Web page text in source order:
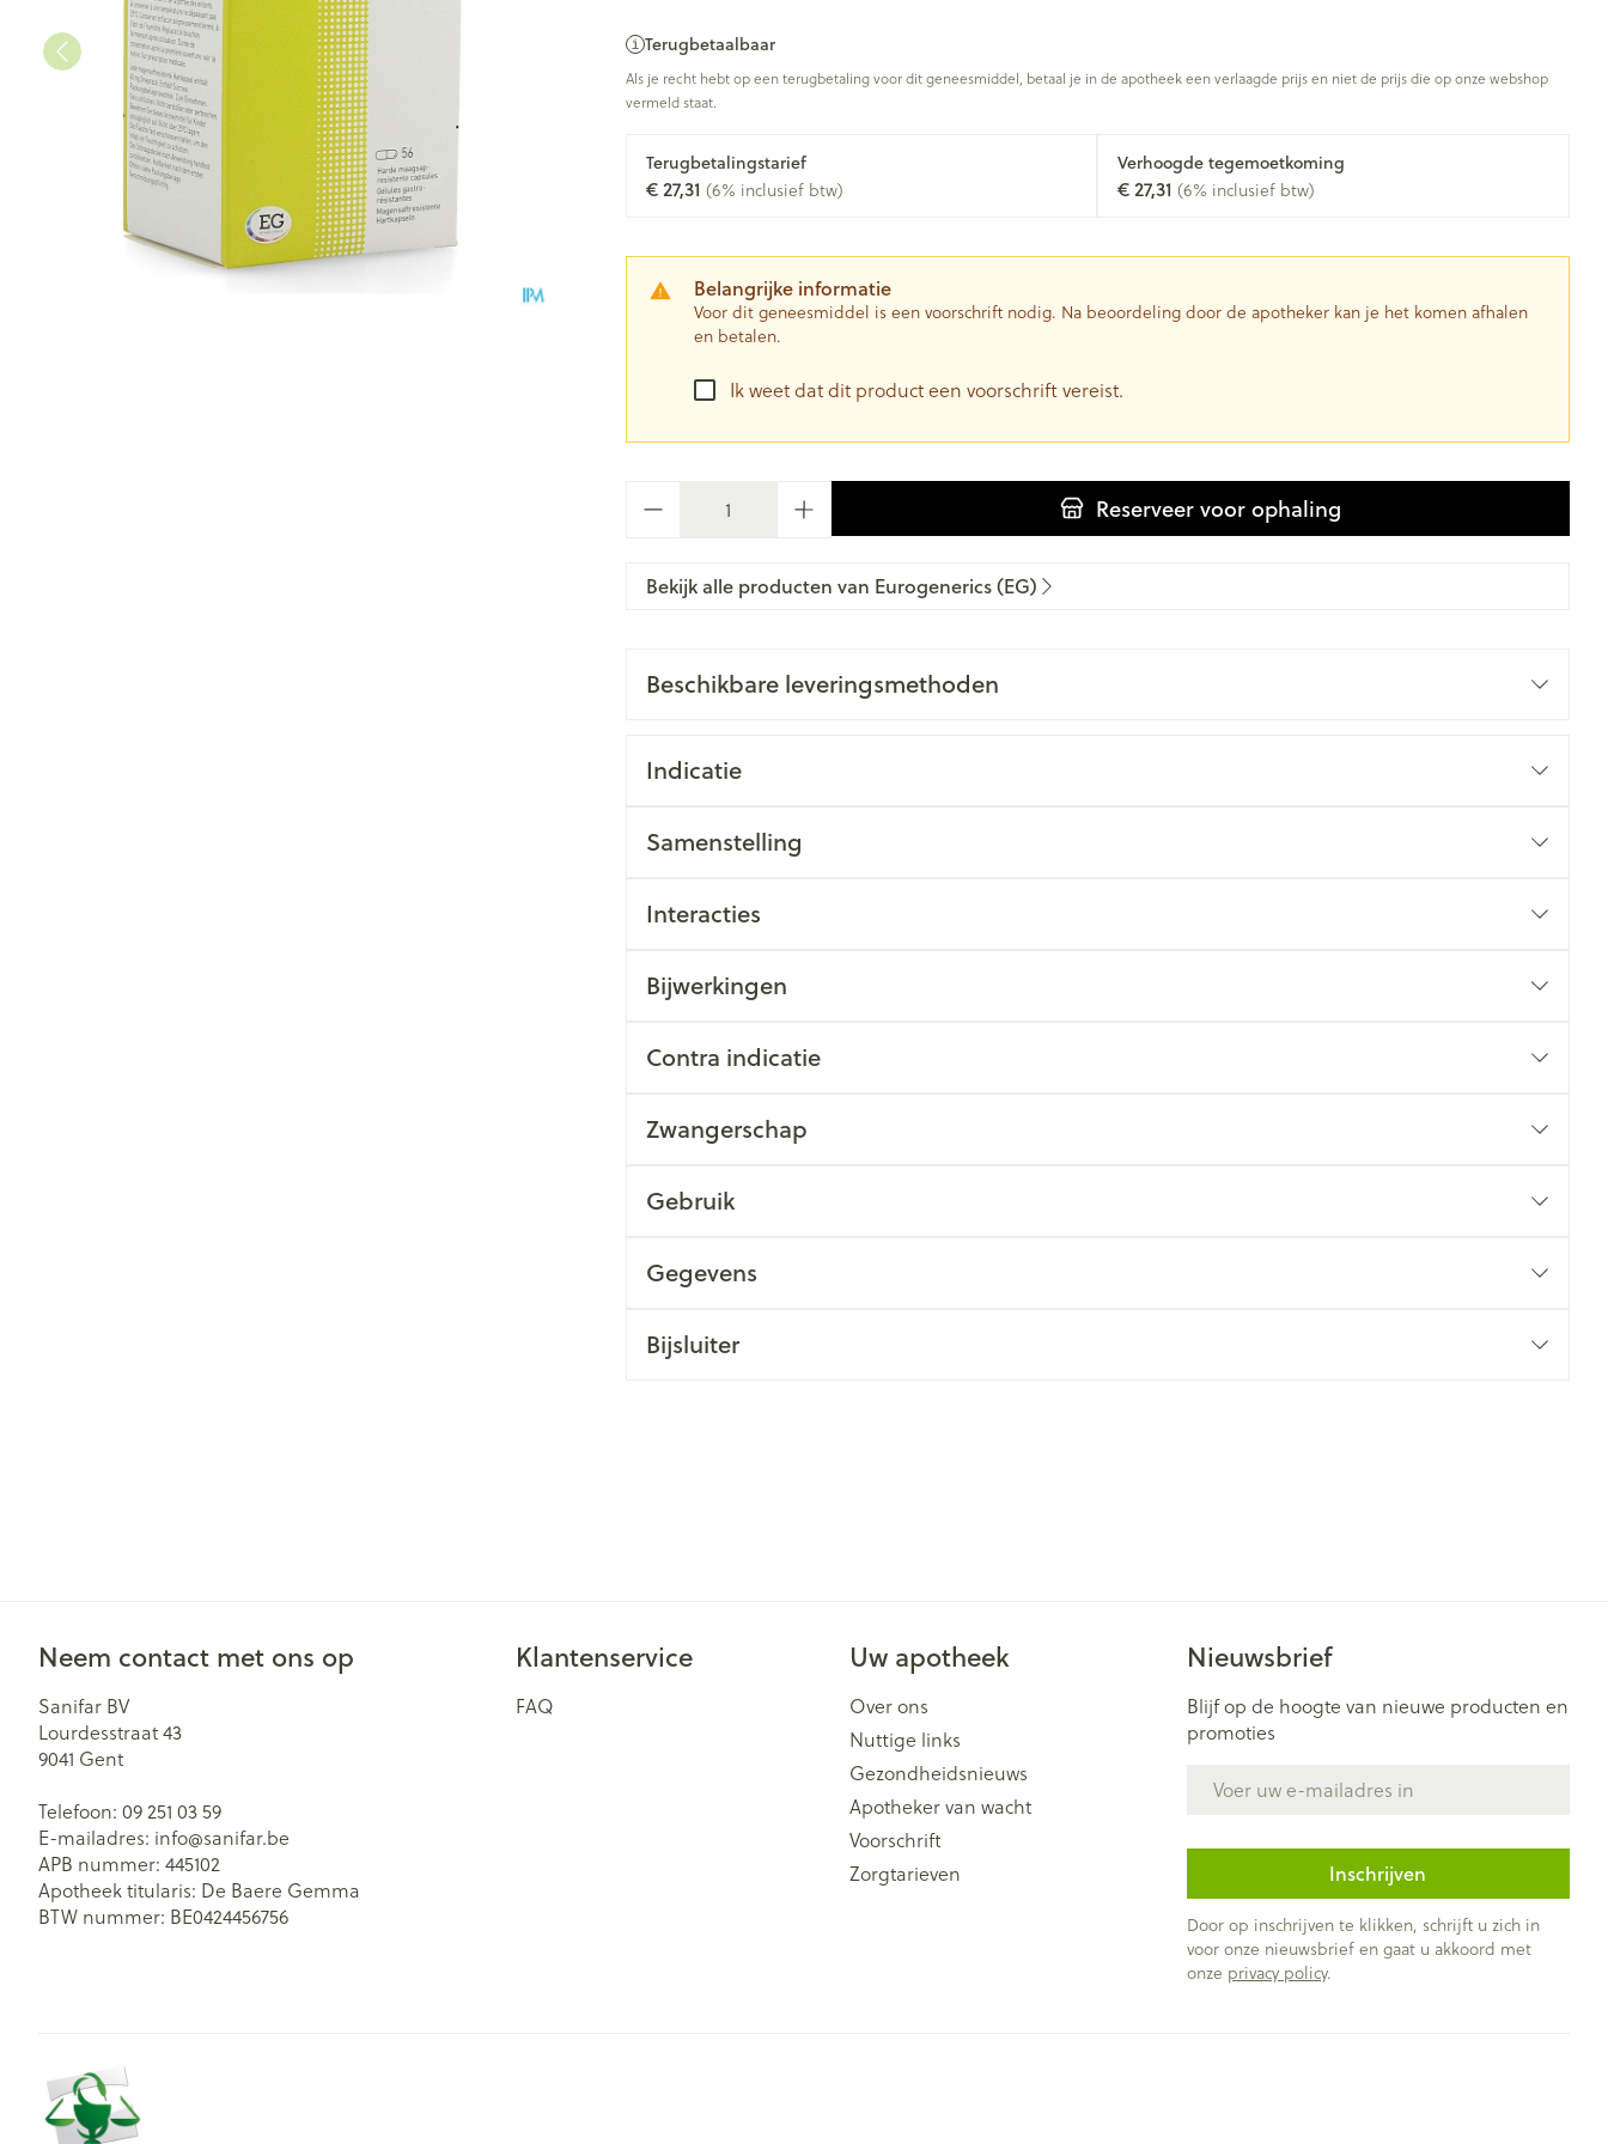
Terugbetaalbaar
Als je recht hebt op een terugbetaling voor dit geneesmiddel, betaal je in de apotheek een verlaagde prijs en niet de prijs die op onze webshop
vermeld staat.
Terugbetalingstarief
€ 27,31 (6% inclusief btw)
Verhoogde tegemoetkoming
€ 27,31 (6% inclusief btw)
Belangrijke informatie
Voor dit geneesmiddel is een voorschrift nodig. Na beoordeling door de apotheker kan je het komen afhalen
en betalen.
Ik weet dat dit product een voorschrift vereist.
Reserveervoor ophaling
Bekijk alle producten van Eurogenerics (EG)
Beschikbare leveringsmethoden
Indicatie
Samenstelling
Interacties
Bijwerkingen
Contra indicatie
Zwangerschap
Gebruik
Gegevens
Bijsluiter
Neem contact met ons op
Sanifar BV
Lourdesstraat 43
9041 Gent
Telefoon: 09 251 03 59
E-mailadres: info@sanifar.be
APB nummer: 445102
Apotheek titularis: De Baere Gemma
BTW nummer: BE0424456756
Klantenservice
FAQ
Uw apotheek
Over ons
Nuttige links
Gezondheidsnieuws
Apotheker van wacht
Voorschrift
Zorgtarieven
Nieuwsbrief
Blijf op de hoogte van nieuwe producten en
promoties
Inschrijven
Door op inschrijven te klikken, schrijft u zich in
voor onze nieuwsbrief en gaat u akkoord met
onze privacy policy.